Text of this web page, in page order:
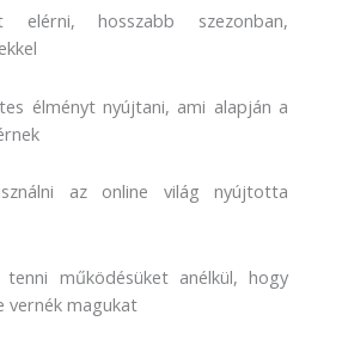
elérni, hosszabb szezonban,
élményt nyújtani, ami alapján a
az online világ nyújtotta
tenni működésüket anélkül, hogy
vernék magukat